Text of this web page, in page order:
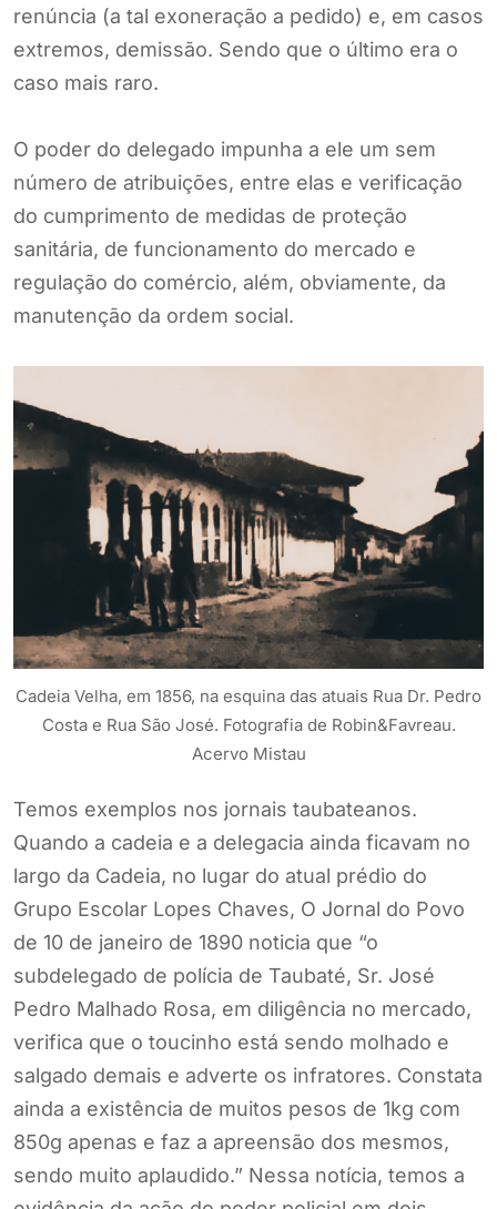
renúncia (a tal exoneração a pedido) e, em casos
extremos, demissão. Sendo que o último era o
caso mais raro.
O poder do delegado impunha a ele um sem
número de atribuições, entre elas e verificação
do cumprimento de medidas de proteção
sanitária, de funcionamento do mercado e
regulação do comércio, além, obviamente, da
manutenção da ordem social.
Cadeia Velha, em 1856, na esquina das atuais Rua Dr. Pedro
Costa e Rua São José. Fotografia de Robin&Favreau.
Acervo Mistau
Temos exemplos nos jornais taubateanos.
Quando a cadeia e a delegacia ainda ficavam no
largo da Cadeia, no lugar do atual prédio do
Grupo Escolar Lopes Chaves, O Jornal do Povo
de 10 de janeiro de 1890 noticia que “o
subdelegado de polícia de Taubaté, Sr. José
Pedro Malhado Rosa, em diligência no mercado,
verifica que o toucinho está sendo molhado e
salgado demais e adverte os infratores. Constata
ainda a existência de muitos pesos de 1kg com
850g apenas e faz a apreensão dos mesmos,
sendo muito aplaudido.” Nessa notícia, temos a